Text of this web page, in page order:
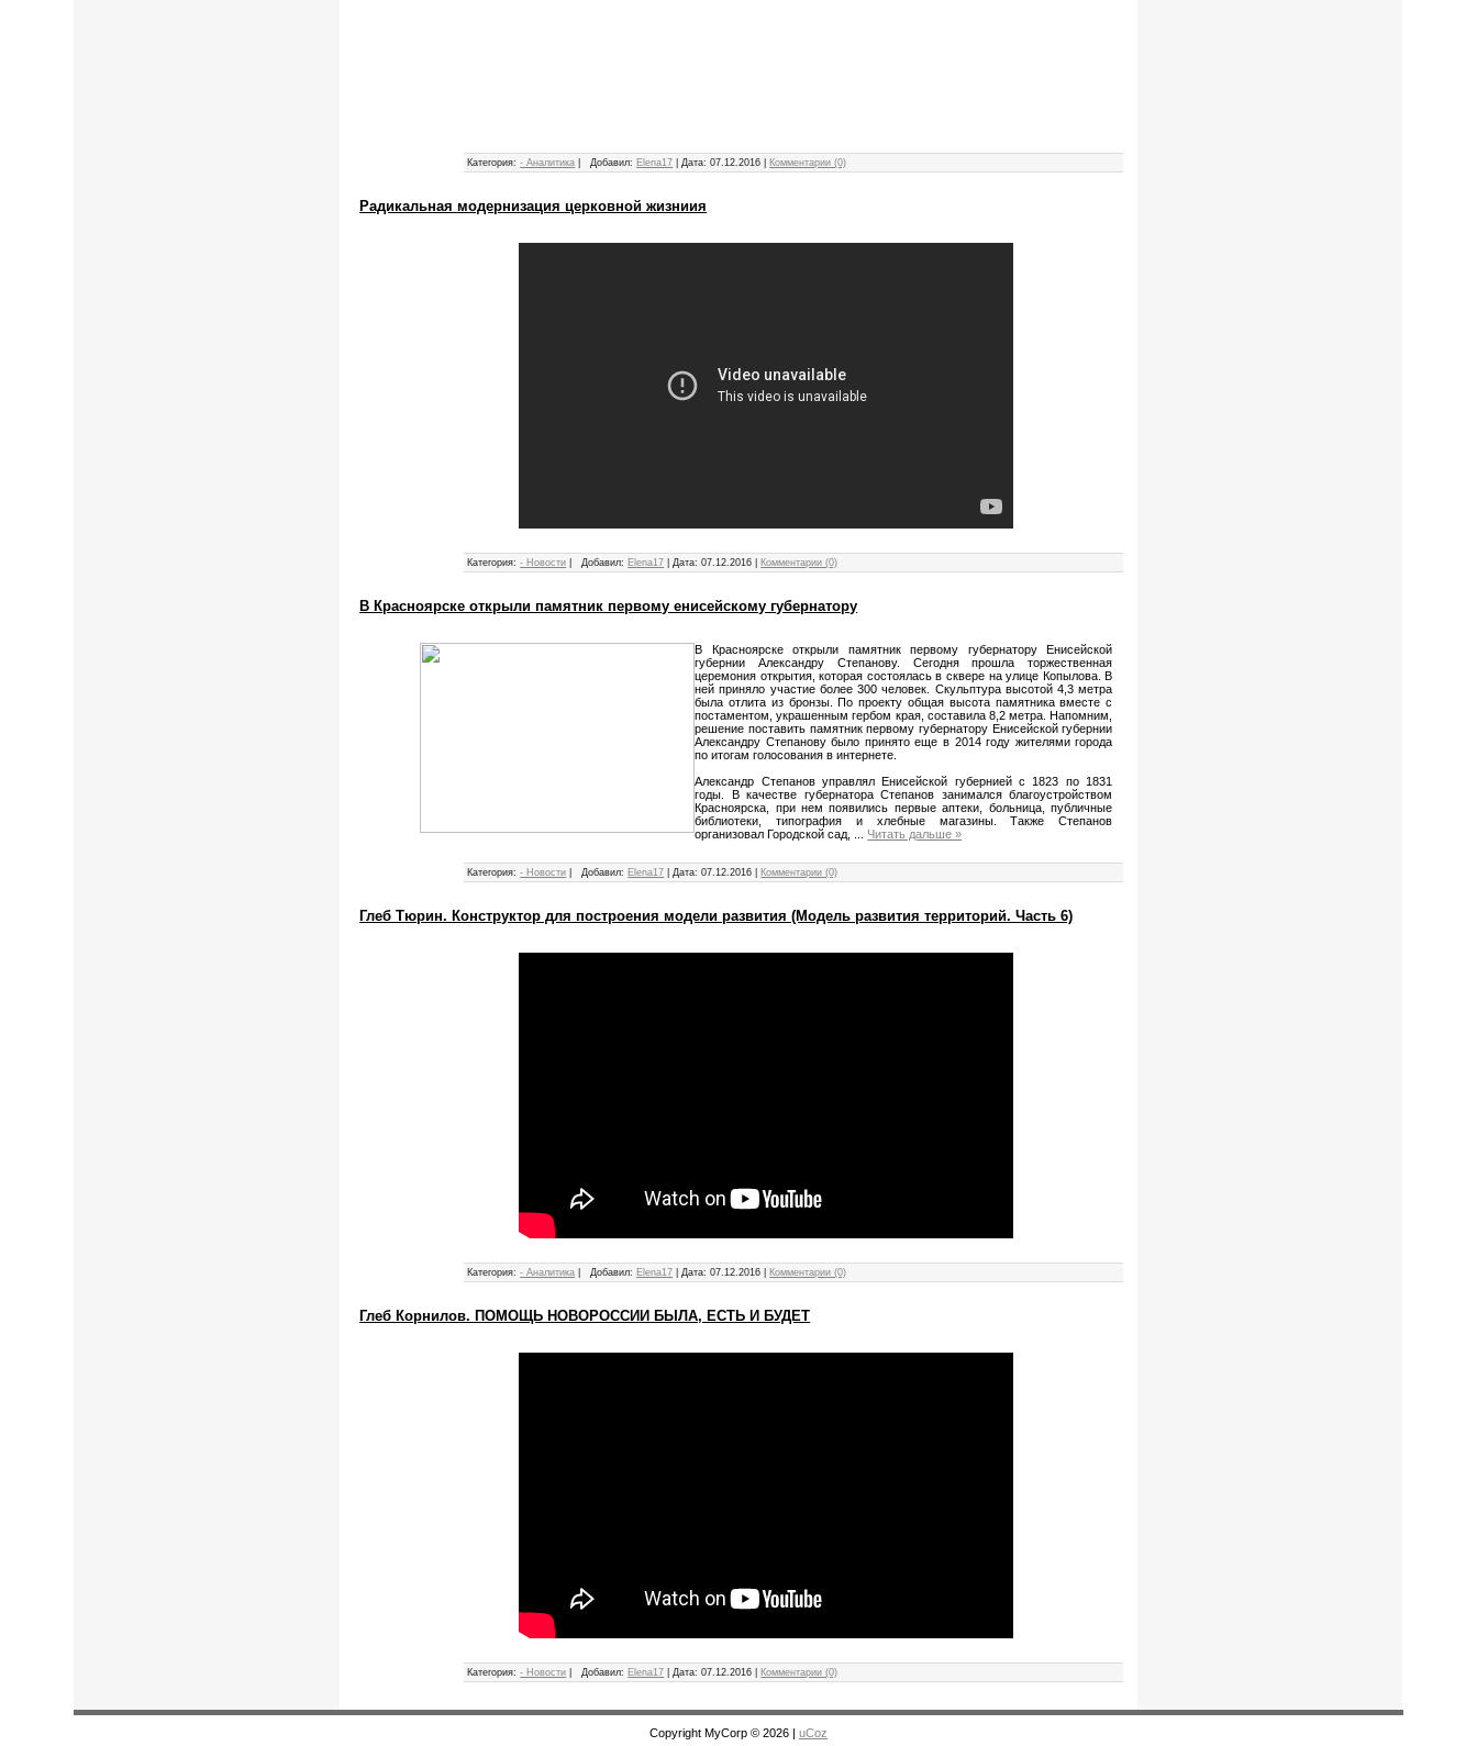
Категория: - Аналитика Добавил: Elena17 Дата: 07.12.2016 Комментарии (0)
Радикальная модернизация церковной жизниия
Категория: - Новости Добавил: Elena17 |Дата: 07.12.2016 Комментарии (0)
В Красноярске открыли памятник первому енисейскому губернатору
В Красноярске открыли памятник первому губернатору Енисейской
губернии Александру Степанову. Сегодня прошла торжественная
церемония открытия, которая состоялась в сквере на улице Копылова. В
ней приняло участие более 300 человек. Скульптура высотой 4,3 метра
была отлита из бронзы. По проекту общая высота памятника вместе с
постаментом, украшенным гербом края, составила 8,2 метра. Напомним,
решение поставить памятник первому губернатору Енисейской губернии
Александру Степанову было принято еще в 2014 году жителями города
по итогам голосования в интернете.
Александр Степанов управлял Енисейской губернией с 1823 по 1831
годы. В качестве губернатора Степанов занимался благоустройством
Красноярска, при нем появились первые аптеки, больница, публичные
библиотеки, типография и хлебные магазины. Также Степанов
организовал Городской сад,
Читать дальше »
Категория: - Новости Добавил: Elena17 |Дата: 07.12.2016 Комментарии (0)
Глеб Тюрин. Конструктор для построения модели развития (Модель развития территорий. Часть 6)
Категория: - Аналитика Добавил: Elena17 |Дата: 07.12.2016 Комментарии (0)
Глеб Корнилов. ПОМОЩЬ НОВОРОССИИ БЫЛА, ЕСТЬ И БУДЕТ
Категория: - Новости Добавил: Elena17 |Дата: 07.12.2016 Комментарии (0)
Copyright MyCorp © 2026 uCoz